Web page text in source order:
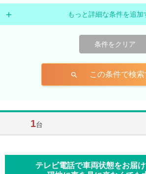
もっと詳細な条件を追加
条件をクリア
search この条件で検索
1台
テレビ電話で車両状態をお届け